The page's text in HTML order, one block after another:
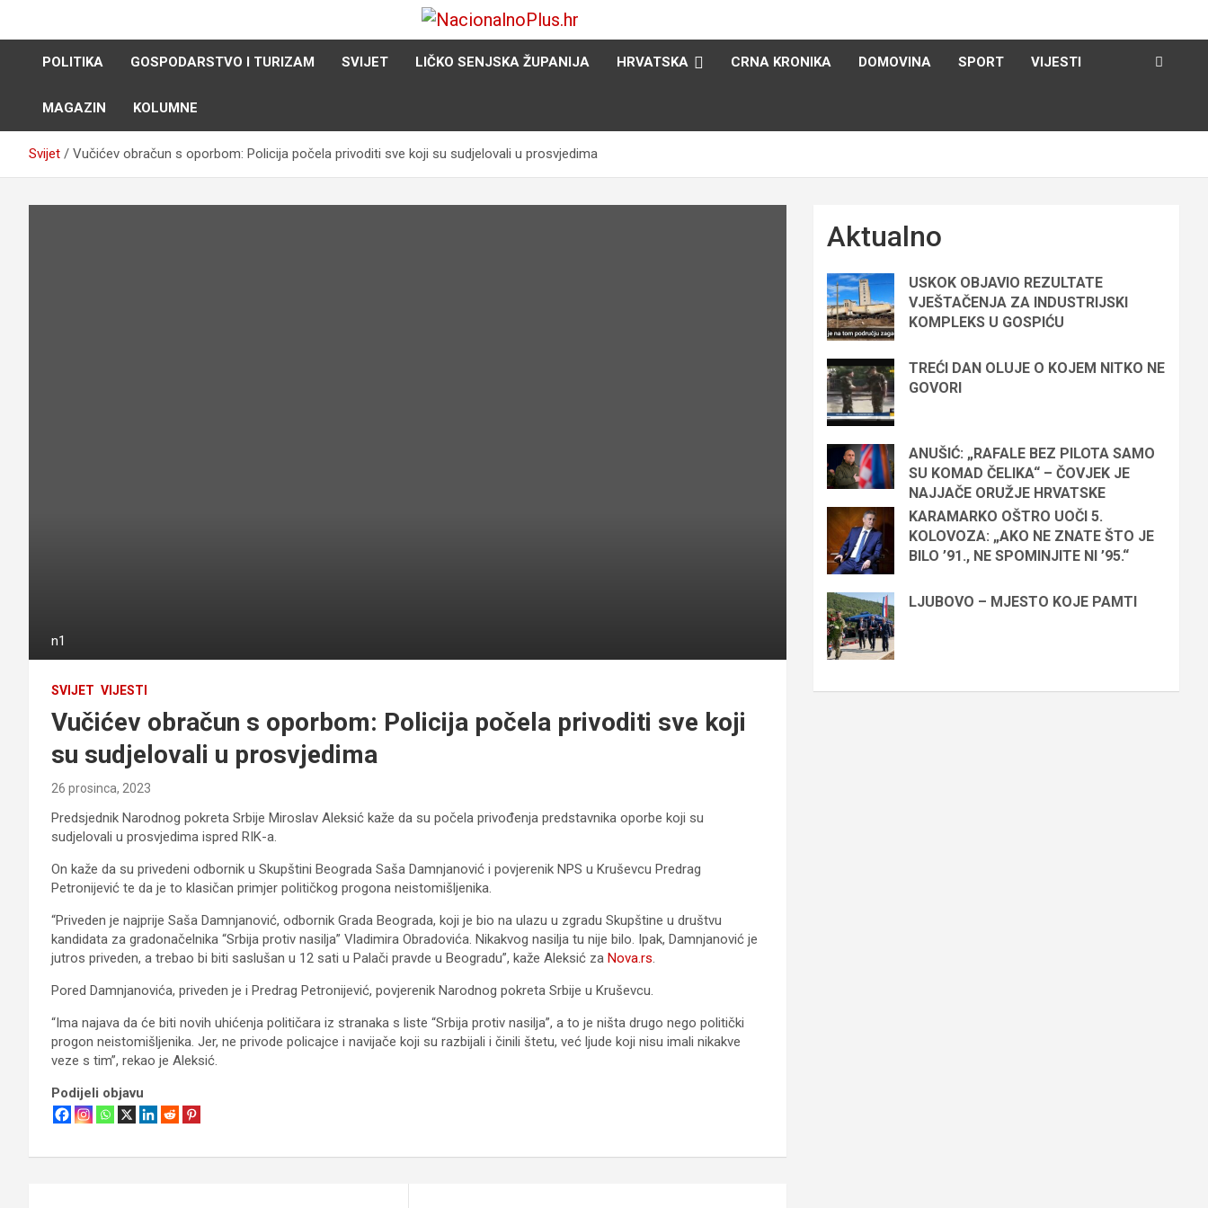
NacionalnoPlus.hr
Nacija želi znati više
POLITIKA
GOSPODARSTVO I TURIZAM SVIJET LIČKO SENJSKA ŽUPANIJA HRVATSKA CRNA KRONIKA DOMOVINA SPORT VIJESTI
MAGAZIN KOLUMNE
Svijet Vučićev obračun s oporbom: Policija počela privoditi sve koji su sudjelovali u prosvjedima
n1
SVIJET VIJESTI
Vučićev obračun s oporbom: Policija počela privoditi sve koji
su sudjelovali u prosvjedima
26 prosinca, 2023
Predsjednik Narodnog pokreta Srbije Miroslav Aleksić kaže da su počela privođenja predstavnika oporbe koji su
sudjelovali u prosvjedima ispred RIK-a.
On kaže da su privedeni odbornik u Skupštini Beograda Saša Damnjanović i povjerenik NPS u Kruševcu Predrag
Petronijević te da je to klasičan primjer političkog progona neistomišljenika.
“Priveden je najprije Saša Damnjanović, odbornik Grada Beograda, koji je bio na ulazu u zgradu Skupštine u društvu
kandidata za gradonačelnika “Srbija protiv nasilja” Vladimira Obradovića. Nikakvog nasilja tu nije bilo. Ipak, Damnjanović je
jutros priveden, a trebao bi biti saslušan u 12 sati u Palači pravde u Beogradu”, kaže Aleksić za Nova.rs.
Pored Damnjanovića, priveden je i Predrag Petronijević, povjerenik Narodnog pokreta Srbije u Kruševcu.
“Ima najava da će biti novih uhićenja političara iz stranaka s liste “Srbija protiv nasilja”, a to je ništa drugo nego politički
progon neistomišljenika. Jer, ne privode policajce i navijače koji su razbijali i činili štetu, već ljude koji nisu imali nikakve
veze s tim”, rekao je Aleksić.
Podijeli objavu
Aktualno
USKOK OBJAVIO REZULTATE
VJEŠTAČENJA ZA INDUSTRIJSKI
KOMPLEKS U GOSPIĆU
TREĆI DAN OLUJE O KOJEM NITKO NE
GOVORI
ANUŠIĆ: „RAFALE BEZ PILOTA SAMO
SU KOMAD ČELIKA“ – ČOVJEK JE
NAJJAČE ORUŽJE HRVATSKE
KARAMARKO OŠTRO UOČI 5.
KOLOVOZA: „AKO NE ZNATE ŠTO JE
BILO ’91., NE SPOMINJITE NI ’95.“
LJUBOVO – MJESTO KOJE PAMTI